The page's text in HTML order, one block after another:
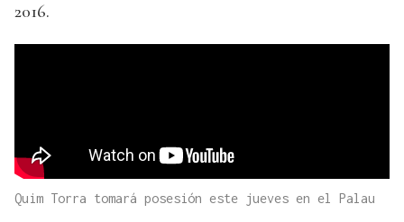
2016.
Quim Torra tomará posesión este jueves en el Palau